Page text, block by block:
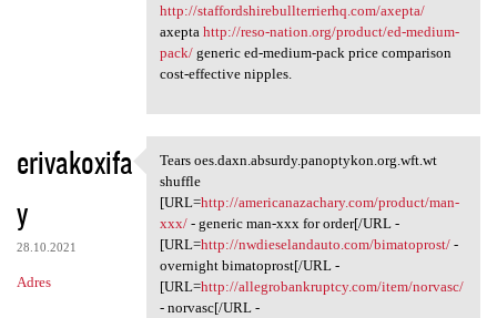
http://staffordshirebullterrierhq.com/axepta/
axepta http://reso-nation.org/product/ed-medium-
pack/generic ed-medium-pack price comparison
cost-effective nipples.
erivakoxifa
y
28.10.2021
Adres
Tears oes.daxn.absurdy
Tears oes.daxn.absurdy.panoptykon.org.wft.wt
shuffle
[URL=http://americanazachary.com/product/man-
xxx/- generic man-xxx for order[/URL -
[URL=http://nwdieselandauto.com/bimatoprost/-
overnight bimatoprost[/URL -
[URL=http://allegrobankruptcy.com/item/norvasc/
- norvasc[/URL -